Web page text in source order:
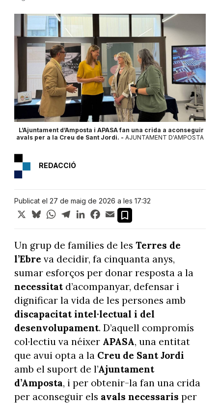
L’Ajuntament d’Amposta i APASA fan una crida a aconseguir
avals per a la Creu de Sant Jordi. - AJUNTAMENT D'AMPOSTA
REDACCIÓ
Publicat el 27 de maig de 2026 a les 17:32
X BlueskyWhatsApp
TelegramLinkedInFacebook
Email
Un grup de famílies de les Terres de
l’Ebre va decidir, fa cinquanta anys,
sumar esforços per donar resposta a la
necessitatd’acompanyar, defensar i
dignificar la vida de les persones amb
discapacitat intel·lectual i del
desenvolupament. D’aquell compromís
col·lectiu va néixer APASA, una entitat
que avui opta a la Creu de Sant Jordi
amb el suport de l’Ajuntament
d’Amposta, i per obtenir-la fan una crida
per aconseguir els avals necessaris per